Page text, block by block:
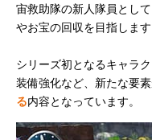
宙救助隊の新人隊員とし
やお宝の回収を目指します
シリーズ初となるキャラ
装備強化など、新たな要素
る内容となっています。